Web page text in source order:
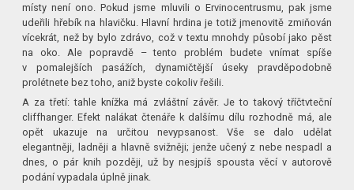
místy není ono. Pokud jsme mluvili o Ervinocentrusmu, pak jsme
udeřili hřebík na hlavičku. Hlavní hrdina je totiž jmenovitě zmiňován
vícekrát, než by bylo zdrávo, což v textu mnohdy působí jako pěst
na oko. Ale popravdě – tento problém budete vnímat spíše
v pomalejších pasážích, dynamičtější úseky pravděpodobně
prolétnete bez toho, aniž byste cokoliv řešili.
A za třetí: tahle knížka má zvláštní závěr. Je to takový tříčtvteční
cliffhanger. Efekt nalákat čtenáře k dalšímu dílu rozhodně má, ale
opět ukazuje na určitou nevypsanost. Vše se dalo udělat
elegantněji, ladněji a hlavně svižněji; jenže učený z nebe nespadl a
dnes, o pár knih později, už by nesjpíš spousta věcí v autorově
podání vypadala úplně jinak.